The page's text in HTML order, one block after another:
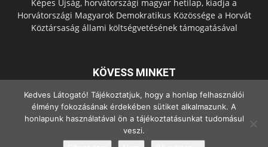
Képes Újság, horvátországi magyar hetilap, kiadja a
Horvátországi Magyarok Demokratikus Közössége a Horvát
Köztársaság állami költségvetésének támogatásával
KÖVESS MINKET
Kedves Látogató! Tájékoztatjuk, hogy a honlap felhasználói
élmény fokozásának érdekében sütiket alkalmazunk. A
honlapunk használatával ön a tájékoztatásunkat tudomásul
veszi.